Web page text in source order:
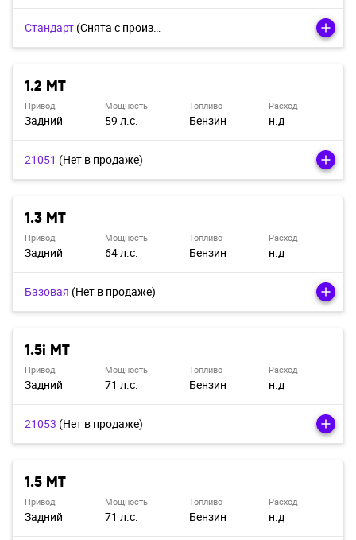
Стандарт (Cнята с производства)
1.2 MT
Привод
Задний
Мощность
59 л.с.
Топливо
Бензин
Расход
н.д
21051 (Нет в продаже)
1.3 MT
Привод
Задний
Мощность
64 л.с.
Топливо
Бензин
Расход
н.д
Базовая (Нет в продаже)
1.5i MT
Привод
Задний
Мощность
71 л.с.
Топливо
Бензин
Расход
н.д
21053 (Нет в продаже)
1.5 MT
Привод
Задний
Мощность
71 л.с.
Топливо
Бензин
Расход
н.д